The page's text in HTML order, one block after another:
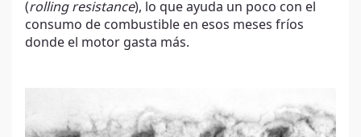
(rolling resistance), lo que ayuda un poco con el
consumo de combustible en esos meses fríos
donde el motor gasta más.